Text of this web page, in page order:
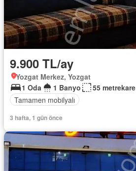
9.900 TL/ay
Yozgat Merkez, Yozgat
1 Oda
1 Banyo
55 metrekare
Tamamen mobilyalı
3 hafta, 1 gün önce